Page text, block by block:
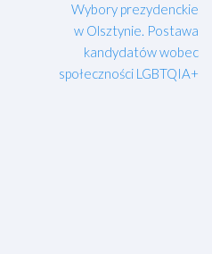
Wybory prezydenckie
w Olsztynie. Postawa
kandydatów wobec
społeczności LGBTQIA+